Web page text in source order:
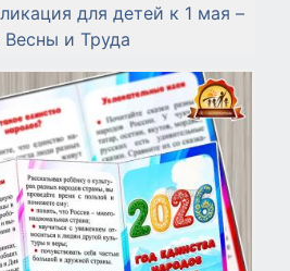
для детей к 1 мая –
и Труда